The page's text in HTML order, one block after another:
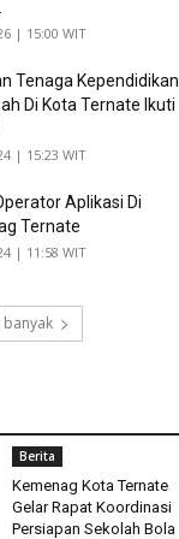
| 15:00 WIT
Tenaga Kependidikan
Di Kota Ternate Ikuti
| 15:23 WIT
Aplikasi Di
Ternate
| 11:58 WIT
Berita
Kemenag Kota Ternate
Gelar Rapat Koordinasi
Persiapan Sekolah Bola